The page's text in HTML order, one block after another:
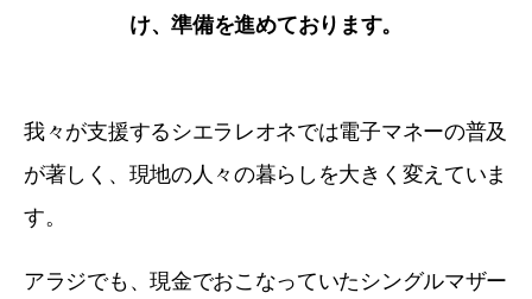
け、準備を進めております。
我々が支援するシエラレオネでは電子マネーの普及
が著しく、現地の人々の暮らしを大きく変えていま
す。
アラジでも、現金でおこなっていたシングルマザー